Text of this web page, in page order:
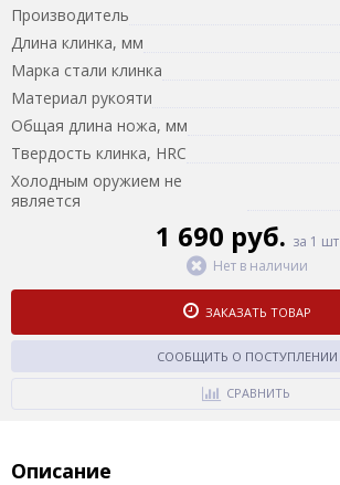
Производитель
Длина клинка, мм
Марка стали клинка
Материал рукояти
Общая длина ножа, мм
Твердость клинка, HRC
Холодным оружием не
является
1 690 руб. за 1 шт
Нет в наличии
ЗАКАЗАТЬ ТОВАР
СООБЩИТЬ О ПОСТУПЛЕНИИ
СРАВНИТЬ
Описание